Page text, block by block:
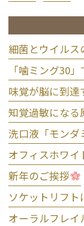
細菌とウイルス
「噛ミング30
味覚が脳に到達
知覚過敏になる
洗口液「モンダ
新年のご挨拶
ソケットリフト